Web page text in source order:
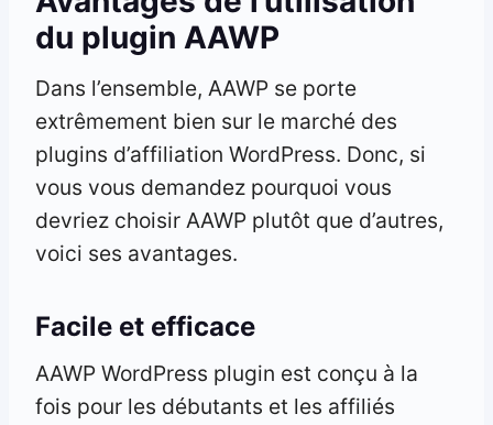
du plugin AAWP
Dans l’ensemble, AAWP se porte
extrêmement bien sur le marché des
plugins d’affiliation WordPress. Donc, si
vous vous demandez pourquoi vous
devriez choisir AAWP plutôt que d’autres,
voici ses avantages.
Facile et efficace
AAWP WordPress plugin est conçu à la
fois pour les débutants et les affiliés